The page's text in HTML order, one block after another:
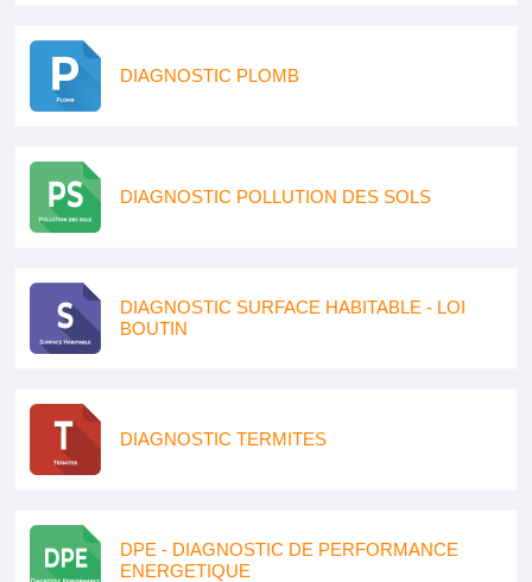
DIAGNOSTIC PLOMB
DIAGNOSTIC POLLUTION DES SOLS
DIAGNOSTIC SURFACE HABITABLE - LOI
BOUTIN
DIAGNOSTIC TERMITES
DPE - DIAGNOSTIC DE PERFORMANCE
ENERGETIQUE